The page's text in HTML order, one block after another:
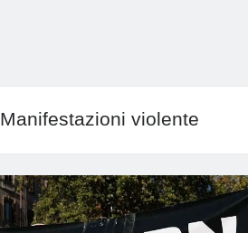
Manifestazioni violente